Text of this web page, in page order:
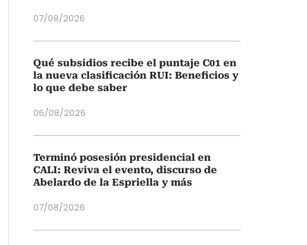
07/08/2026
Qué subsidios recibe el puntaje C01 en
la nueva clasificación RUI: Beneficios y
lo que debe saber
06/08/2026
Terminó posesión presidencial en
CALI: Reviva el evento, discurso de
Abelardo de la Espriella y más
07/08/2026